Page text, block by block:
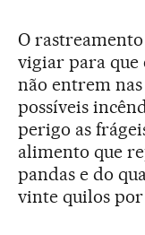
O
vigiar para que
não entrem
possíveis
perigo as
alimento que
pandas e do
vinte quilos